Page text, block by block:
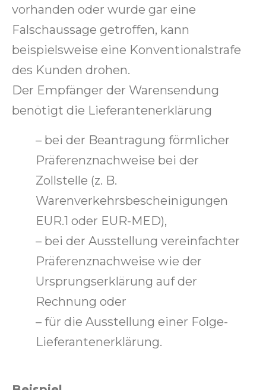
vorhanden oder wurde gar eine
Falschaussage getroffen, kann
beispielsweise eine Konventionalstrafe
des Kunden drohen.
Der Empfänger der Warensendung
benötigt die Lieferantenerklärung
– bei der Beantragung förmlicher
Präferenznachweise bei der
Zollstelle (z. B.
Warenverkehrsbescheinigungen
EUR.1 oder EUR-MED),
– bei der Ausstellung vereinfachter
Präferenznachweise wie der
Ursprungserklärung auf der
Rechnung oder
– für die Ausstellung einer Folge-
Lieferantenerklärung.